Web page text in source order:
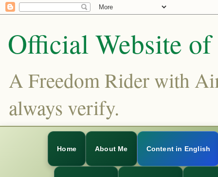
Official Website
A Freedom Rider with
always verify.
Home About Me Content in English